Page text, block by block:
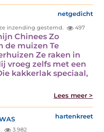
netgedicht
inzending gestemd. 497
Chinees Zo
de muizen Te
Ze raken in
vroeg zelfs met een
kakkerlak speciaal,
Lees meer >
hartenkreet
3.982